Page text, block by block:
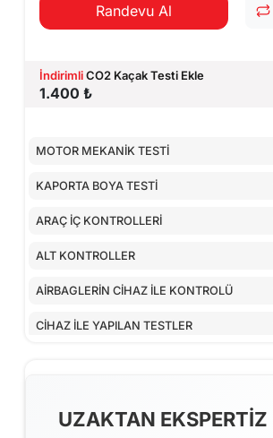
Randevu Al
İndirimliCO2 Kaçak Testi Ekle
1.400 ₺
MOTOR MEKANİK TESTİ
KAPORTA BOYA TESTİ
ARAÇ İÇ KONTROLLERİ
ALT KONTROLLER
AİRBAGLERİN CİHAZ İLE KONTROLÜ
CİHAZ İLE YAPILAN TESTLER
UZAKTAN EKSPERTİZ